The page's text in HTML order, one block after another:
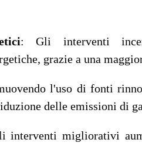
: Gli interventi
grazie a una
l'uso di fonti
delle emissioni di
interventi migliorativi